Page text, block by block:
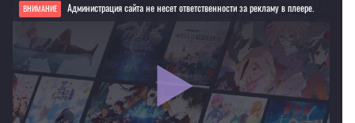
ВНИМАНИЕ Администрация сайта не несет ответственности за рекламу в плеере.
Если видео не работает, обновите страницу или выберите другой плеер!
Для просмотра некоторых аниме необходимо установить VPN
Текущее воспроизведение：Девочка-батарейка из мира-перевёртыша